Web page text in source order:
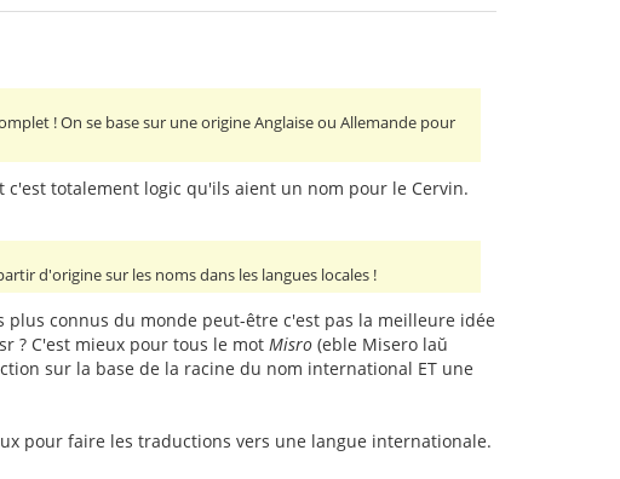
! On se base sur une origine Anglaise ou Allemande pour
c'est totalement logic qu'ils aient un nom pour le Cervin.
d'origine sur les noms dans les langues locales !
connus du monde peut-être c'est pas la meilleure idée
? C'est mieux pour tous le mot Misro (eble Misero laŭ
sur la base de la racine du nom international ET une
pour faire les traductions vers une langue internationale.